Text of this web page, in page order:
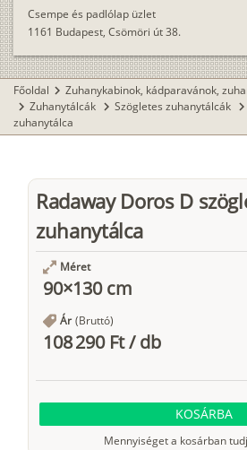
Csempe és padlólap üzlet
1161 Budapest, Csömöri út 38.
Főoldal chevron_right Zuhanykabinok, kádparavánok,
chevron_right Zuhanytálcák chevron_right Szögletes zuhanytálcák chevron_right
zuhanytálca
Radaway Doros D
zuhanytálca
Méret
90×130 cm
Ár (Bruttó)
108 290 Ft/db
KOSÁRBA
Mennyiséget a kosárban